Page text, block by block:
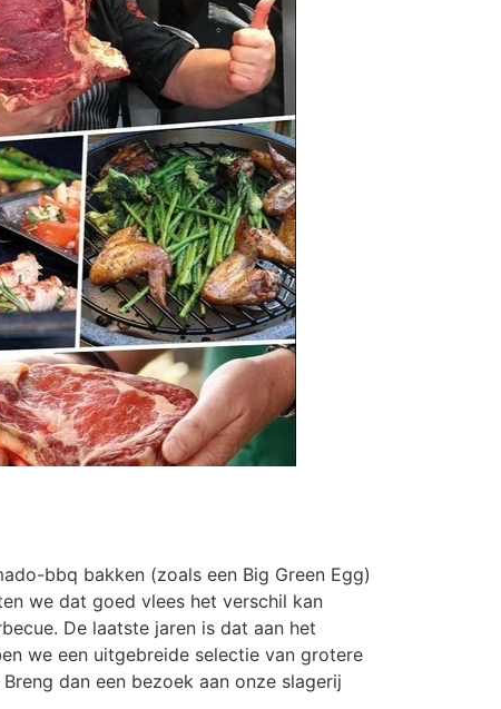
bbq bakken (zoals een Big Green Egg)
we dat goed vlees het verschil kan
De laatste jaren is dat aan het
we een uitgebreide selectie van grotere
dan een bezoek aan onze slagerij